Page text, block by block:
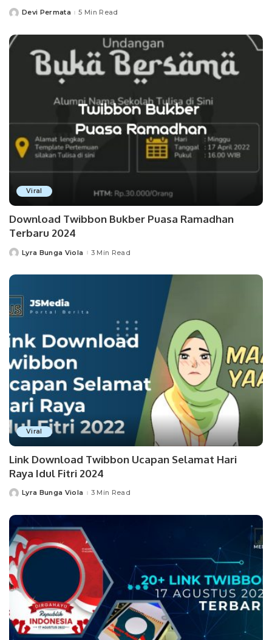
PostedDevi Permata 5 Min Read
Viral
Download Twibbon Bukber Puasa Ramadhan
Terbaru 2024
PostedLyra Bunga Viola 3 Min Read
Viral
Link Download Twibbon Ucapan Selamat Hari
Raya Idul Fitri 2024
PostedLyra Bunga Viola 3 Min Read